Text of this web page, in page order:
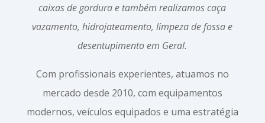
caixas de gordura e também realizamos caça
vazamento, hidrojateamento, limpeza de fossa e
desentupimento em Geral.
Com profissionais experientes, atuamos no
mercado desde 2010, com equipamentos
modernos, veículos equipados e uma estratégia